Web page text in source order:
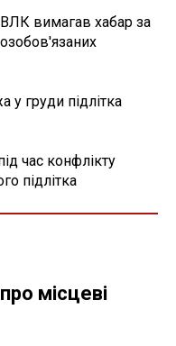
вимагав хабар за
у груди підлітка
час конфлікту
підлітка
місцеві